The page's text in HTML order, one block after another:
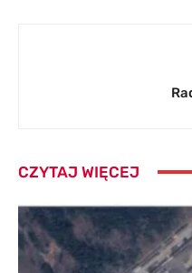
CZYTAJ WIĘCEJ